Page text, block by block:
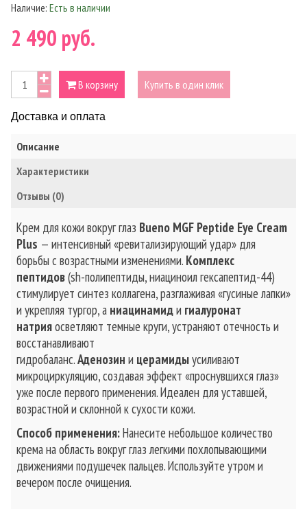
Наличие: Есть в наличии
2 490 руб.
В корзину Купить в один клик
Доставка и оплата
Описание
Характеристики
Отзывы (0)
Крем для кожи вокруг глаз Bueno MGF Peptide Eye Cream
Plus — интенсивный «ревитализирующий удар» для
борьбы с возрастными изменениями. Комплекс
пептидов(sh-полипептиды, ниациноил гексапептид-44)
стимулирует синтез коллагена, разглаживая «гусиные лапки»
и укрепляя тургор, а ниацинамиди гиалуронат
натрияосветляют темные круги, устраняют отечность и
восстанавливают
гидробаланс.Аденозин и церамидыусиливают
микроциркуляцию, создавая эффект «проснувшихся глаз»
уже после первого применения. Идеален для уставшей,
возрастной и склонной к сухости кожи.
Способ применения:Нанесите небольшое количество
крема на область вокруг глаз легкими похлопывающими
движениями подушечек пальцев. Используйте утром и
вечером после очищения.